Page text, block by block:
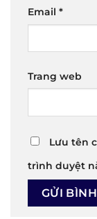
Email *
Trang web
Lưu tên
trình duyệt